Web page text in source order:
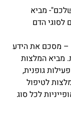
מביא
לסוגי הדם
– מסכם את הידע
מביא המלצות
גופנית,
לטיפול
לכל סוג